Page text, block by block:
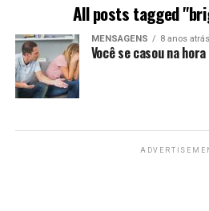
All posts tagged
MENSAGENS 8 anos atrás
Você se casou na